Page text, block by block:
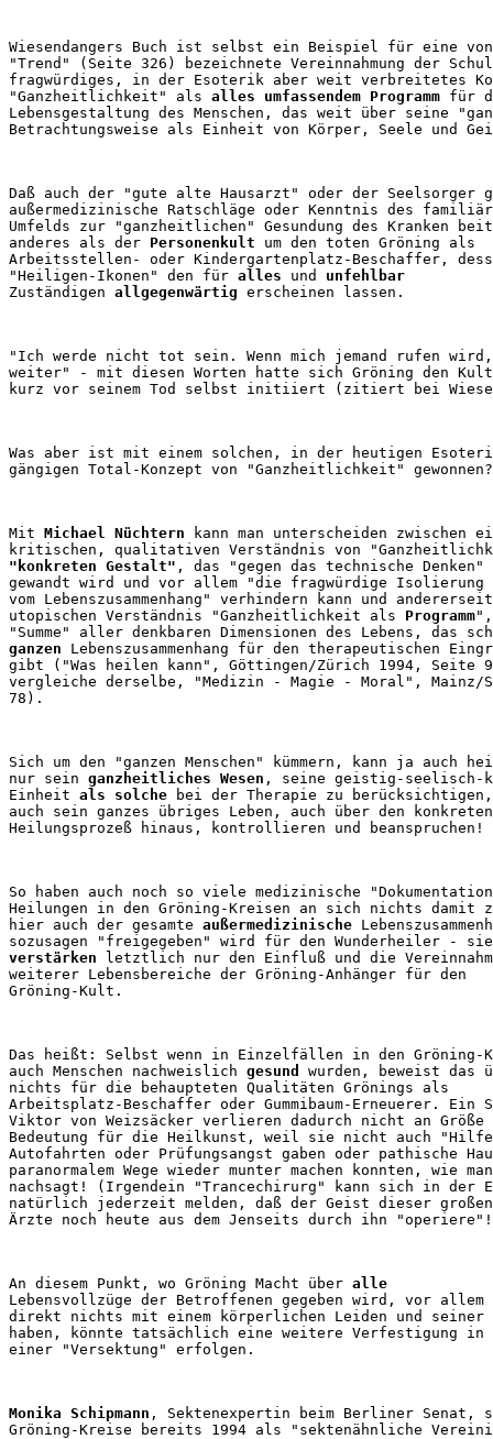
Wiesendangers Buch ist selbst ein Beispiel für eine
"Trend" (Seite 326) bezeichnete Vereinnahmung der
fragwürdiges, in der Esoterik aber weit verbreitetes
"Ganzheitlichkeit" als alles umfassendem Programm für
Lebensgestaltung des Menschen, das weit über seine
Daß auch der "gute alte Hausarzt" oder der Seelsorger
außermedizinische Ratschläge oder Kenntnis des
Umfelds zur "ganzheitlichen" Gesundung des Kranken
anderes als der Personenkult um den toten Gröning als
Arbeitsstellen- oder Kindergartenplatz-Beschaffer,
"Heiligen-Ikonen" den für alles und unfehlbar
Zuständigen allgegenwärtig
"Ich werde nicht tot sein. Wenn mich jemand rufen
weiter" - mit diesen Worten hatte sich Gröning den
Was aber ist mit einem solchen, in der heutigen
Mit Michael Nüchtern kann man unterscheiden zwischen
"konkreten Gestalt" , das "gegen das technische
gewandt wird und vor allem "die fragwürdige Isolierung
vom Lebenszusammenhang" verhindern kann und
utopischen Verständnis "Ganzheitlichkeit als Programm
ganzen Lebenszusammenhang für den therapeutischen
gibt ("Was heilen kann", Göttingen/Zürich 1994, Seite
vergleiche derselbe, "Medizin - Magie - Moral",
Sich um den "ganzen Menschen" kümmern, kann ja auch
nur sein ganzheitliches Wesen , seine geistig-seelisch-
Einheit als solche bei der Therapie zu
auch sein ganzes übriges Leben, auch über den
So haben auch noch so viele medizinische
Heilungen in den Gröning-Kreisen an sich nichts damit
hier auch der gesamte außermedizinische
verstärken letztlich nur den Einfluß und die
weiterer Lebensbereiche der Gröning-Anhänger für den
Das heißt: Selbst wenn in Einzelfällen in den Gröning-
auch Menschen nachweislich gesund
wurden, beweist das
nichts für die behaupteten Qualitäten Grönings als
Arbeitsplatz-Beschaffer oder Gummibaum-Erneuerer. Ein
Viktor von Weizsäcker verlieren dadurch nicht an
Bedeutung für die Heilkunst, weil sie nicht auch
Autofahrten oder Prüfungsangst gaben oder pathische
paranormalem Wege wieder munter machen konnten, wie
nachsagt! (Irgendein "Trancechirurg" kann sich in der
natürlich jederzeit melden, daß der Geist dieser
An diesem Punkt, wo Gröning Macht über alle
Lebensvollzüge der Betroffenen gegeben wird, vor
direkt nichts mit einem körperlichen Leiden und
haben, könnte tatsächlich eine weitere Verfestigung
Monika Schipmann , Sektenexpertin beim Berliner
Gröning-Kreise bereits 1994 als "sektenähnliche